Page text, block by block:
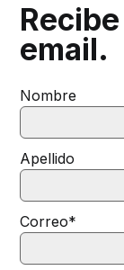
Recibe
email.
Nombre
Apellido
Correo*